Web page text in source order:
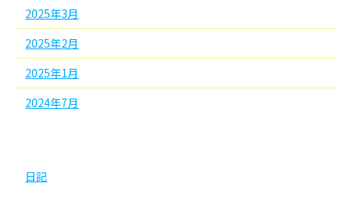
2025年3月
2025年2月
2025年1月
2024年7月
日記